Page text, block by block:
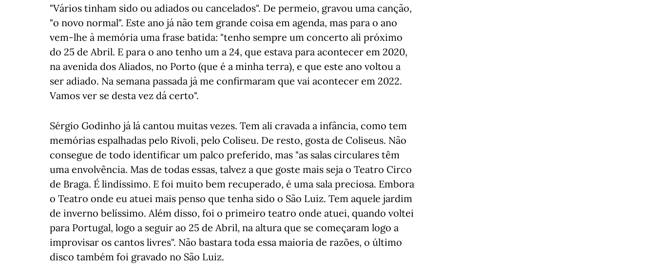
"Vários tinham sido ou adiados ou cancelados". De permeio, gravou uma canção,
"o novo normal". Este ano já não tem grande coisa em agenda, mas para o ano
vem-lhe à memória uma frase batida: "tenho sempre um concerto ali próximo
do 25 de Abril. E para o ano tenho um a 24, que estava para acontecer em 2020,
na avenida dos Aliados, no Porto (que é a minha terra), e que este ano voltou a
ser adiado. Na semana passada já me confirmaram que vai acontecer em 2022.
Vamos ver se desta vez dá certo".
Sérgio Godinho já lá cantou muitas vezes. Tem ali cravada a infância, como tem
memórias espalhadas pelo Rivoli, pelo Coliseu. De resto, gosta de Coliseus. Não
consegue de todo identificar um palco preferido, mas "as salas circulares têm
uma envolvência. Mas de todas essas, talvez a que goste mais seja o Teatro Circo
de Braga. É lindíssimo. E foi muito bem recuperado, é uma sala preciosa. Embora
o Teatro onde eu atuei mais penso que tenha sido o São Luiz. Tem aquele jardim
de inverno belíssimo. Além disso, foi o primeiro teatro onde atuei, quando voltei
para Portugal, logo a seguir ao 25 de Abril, na altura que se começaram logo a
improvisar os cantos livres". Não bastara toda essa maioria de razões, o último
disco também foi gravado no São Luiz.